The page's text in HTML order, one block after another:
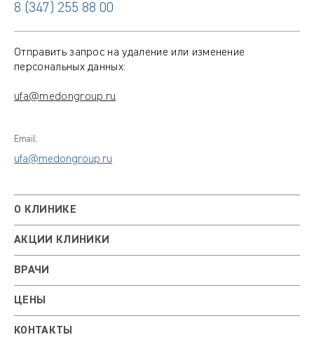
8 (347) 255 88 00
Отправить запрос на удаление или изменение
персональных данных:
ufa@medongroup.ru
Email:
ufa@medongroup.ru
О КЛИНИКЕ
АКЦИИ КЛИНИКИ
ВРАЧИ
ЦЕНЫ
КОНТАКТЫ